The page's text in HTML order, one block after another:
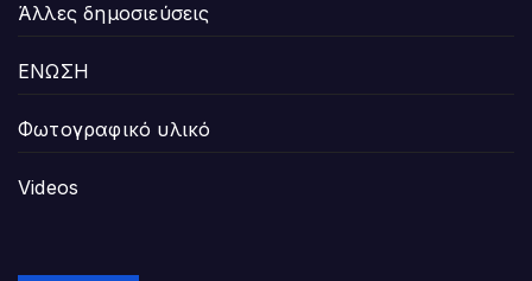
Άλλες δημοσιεύσεις
ΕΝΩΣΗ
Φωτογραφικό υλικό
Videos